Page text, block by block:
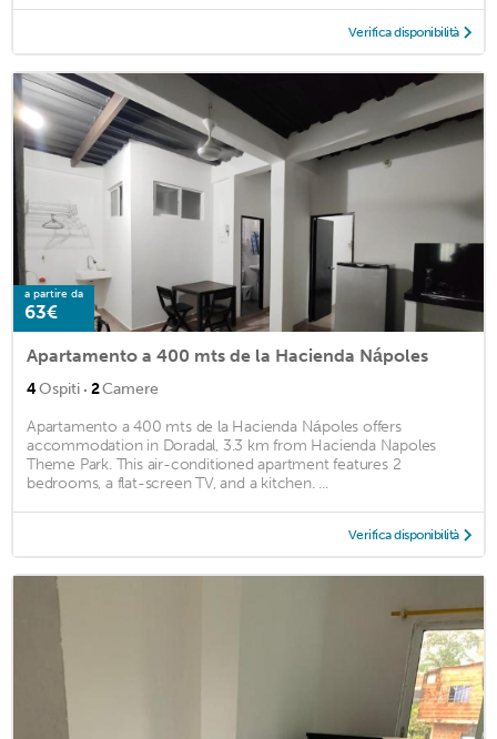
Verifica disponibilità
a partire da
63€
Apartamento a 400 mts de la Hacienda Nápoles
4Ospiti · 2Camere
Apartamento a 400 mts de la Hacienda Nápoles offers
accommodation in Doradal, 3.3 km from Hacienda Napoles
Theme Park. This air-conditioned apartment features 2
bedrooms, a flat-screen TV, and a kitchen. ...
Verifica disponibilità